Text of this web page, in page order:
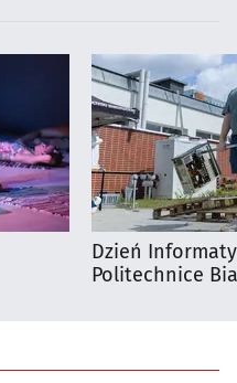
Dzień
Politechnice